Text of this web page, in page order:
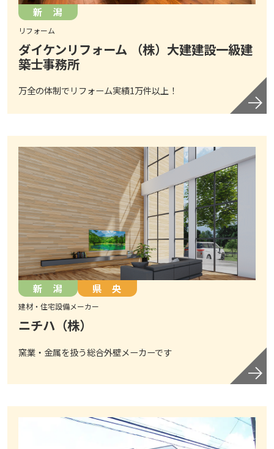
新 潟
リフォーム
ダイケンリフォーム （株）大建建設一級建
築士事務所
万全の体制でリフォーム実績1万件以上！
新 潟 県 央
建材・住宅設備メーカー
ニチハ（株）
窯業・金属を扱う総合外壁メーカーです